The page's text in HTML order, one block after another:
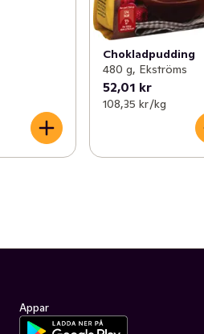
Chokladpudding
480 g, Ekströms
52,01 kr
108,35 kr /kg
Appar